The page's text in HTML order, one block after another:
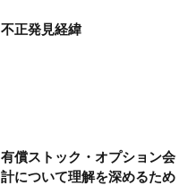
不正発見経緯
有償ストック・オプション会
計について理解を深めるため